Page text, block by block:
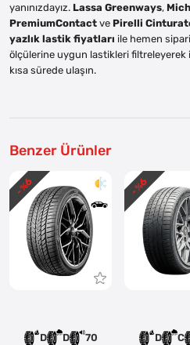
yanınızdayız. Lassa Greenways,
PremiumContact ve Pirelli
yazlık lastik fiyatları ile hemen
ölçülerine uygun lastikleri filtreleyerek
kısa sürede ulaşın.
Benzer Ürünler
D D 70
- %
6
D C
- %
6